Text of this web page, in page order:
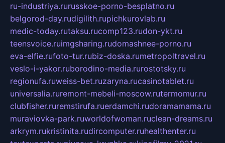
ru-industriya.rurusskoe-porno-besplatno.ru
belgorod-day.rudigilith.rupichkurovlab.ru
medic-today.rutaksu.rucomp123.rudon-ykt.ru
teensvoice.ruimgsharing.rudomashnee-porno.ru
eva-elfie.rufoto-tur.rubiz-doska.rumetropoltravel.ru
veslo-i-yakor.ruborodino-media.rurostotsky.ru
regionufa.ruweiss-bet.ruzaryna.rucasinotablet.ru
universalia.ruremont-mebeli-moscow.rutermomur.ru
clubfisher.ruremstirufa.ruerdamchi.rudoramamama.ru
muraviovka-park.ruworldofwoman.ruclean-dreams.ru
arkrym.rukristinita.rudircomputer.ruhealthenter.ru